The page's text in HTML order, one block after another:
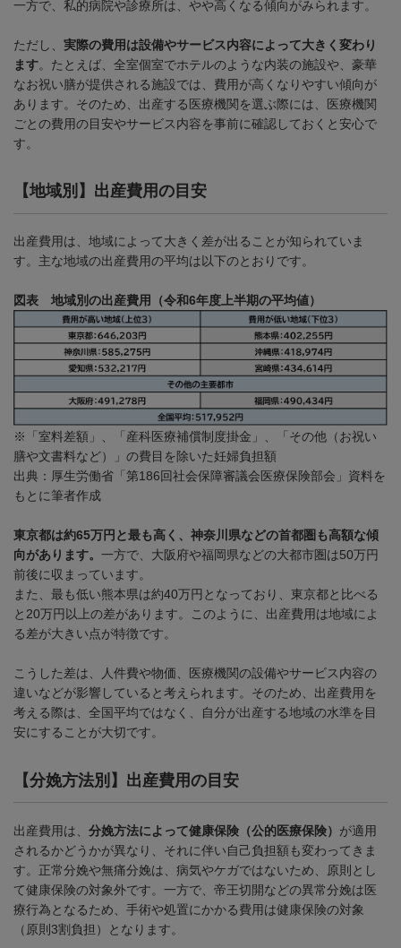
一方で、私的病院や診療所は、やや高くなる傾向がみられます。
ただし、 実際の費用は設備やサービス内容によって大きく変わり
ます。たとえば、全室個室でホテルのような内装の施設や、豪華
なお祝い膳が提供される施設では、費用が高くなりやすい傾向が
あります。そのため、出産する医療機関を選ぶ際には、医療機関
ごとの費用の目安やサービス内容を事前に確認しておくと安心で
す。
【地域別】出産費用の目安
出産費用は、地域によって大きく差が出ることが知られていま
す。主な地域の出産費用の平均は以下のとおりです。
図表 地域別の出産費用（令和6年度上半期の平均値）
※「室料差額」、「産科医療補償制度掛金」、「その他（お祝い
膳や文書料など）」の費目を除いた妊婦負担額
出典：厚生労働省「第186回社会保障審議会医療保険部会」資料を
もとに筆者作成
東京都は約65万円と最も高く、神奈川県などの首都圏も高額な傾
向があります。 一方で、大阪府や福岡県などの大都市圏は50万円
前後に収まっています。
また、最も低い熊本県は約40万円となっており、東京都と比べる
と20万円以上の差があります。このように、出産費用は地域によ
る差が大きい点が特徴です。
こうした差は、人件費や物価、医療機関の設備やサービス内容の
違いなどが影響していると考えられます。そのため、出産費用を
考える際は、全国平均ではなく、自分が出産する地域の水準を目
安にすることが大切です。
【分娩方法別】出産費用の目安
出産費用は、 分娩方法によって健康保険（公的医療保険） が適用
されるかどうかが異なり、それに伴い自己負担額も変わってきま
す。正常分娩や無痛分娩は、病気やケガではないため、原則とし
て健康保険の対象外です。一方で、帝王切開などの異常分娩は医
療行為となるため、手術や処置にかかる費用は健康保険の対象
（原則 3割負担）となります。